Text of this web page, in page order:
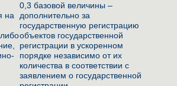
на
0,3 базовой величины –
дополнительно за
государственную регистрацию
объектов государственной
регистрации в ускоренном
порядке независимо от их
количества в соответствии с
заявлением о государственной